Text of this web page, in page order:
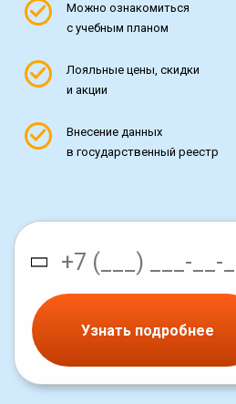
Можно ознакомиться
с учебным планом
Лояльные цены, скидки
и акции
Внесение данных
в государственный реестр
Узнать подробнее